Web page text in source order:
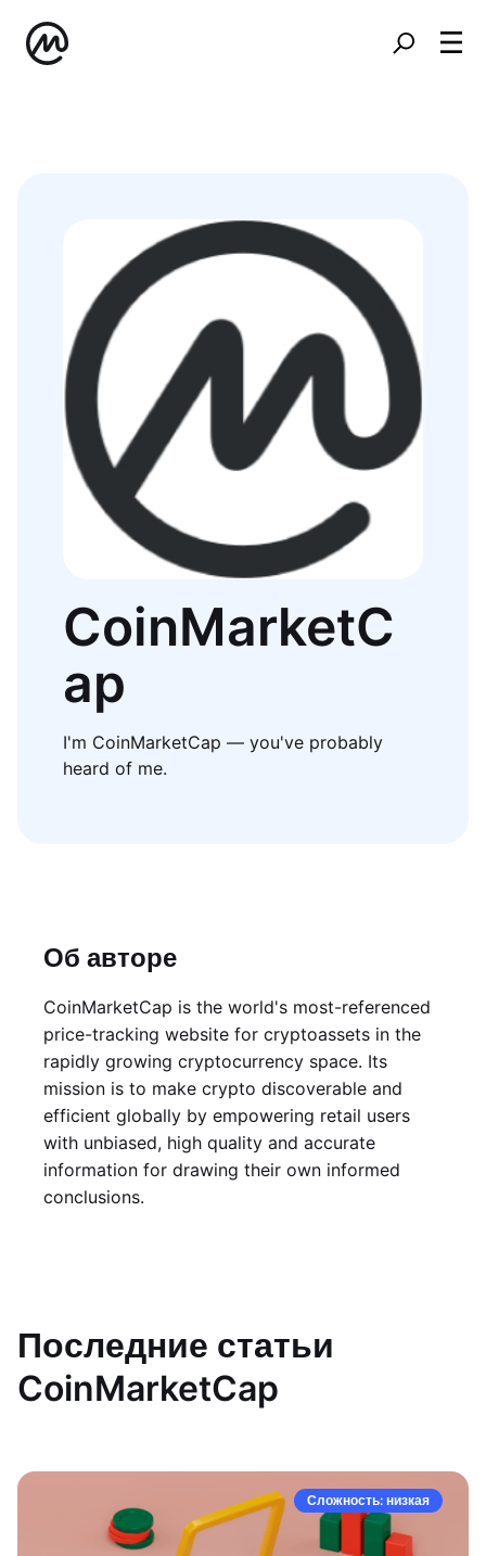
CoinMarketC
ap
I'm CoinMarketCap — you've probably
heard of me.
Об авторе
CoinMarketCap is the world's most-referenced
price-tracking website for cryptoassets in the
rapidly growing cryptocurrency space. Its
mission is to make crypto discoverable and
efficient globally by empowering retail users
with unbiased, high quality and accurate
information for drawing their own informed
conclusions.
Последние статьи
CoinMarketCap
Сложность: низкая